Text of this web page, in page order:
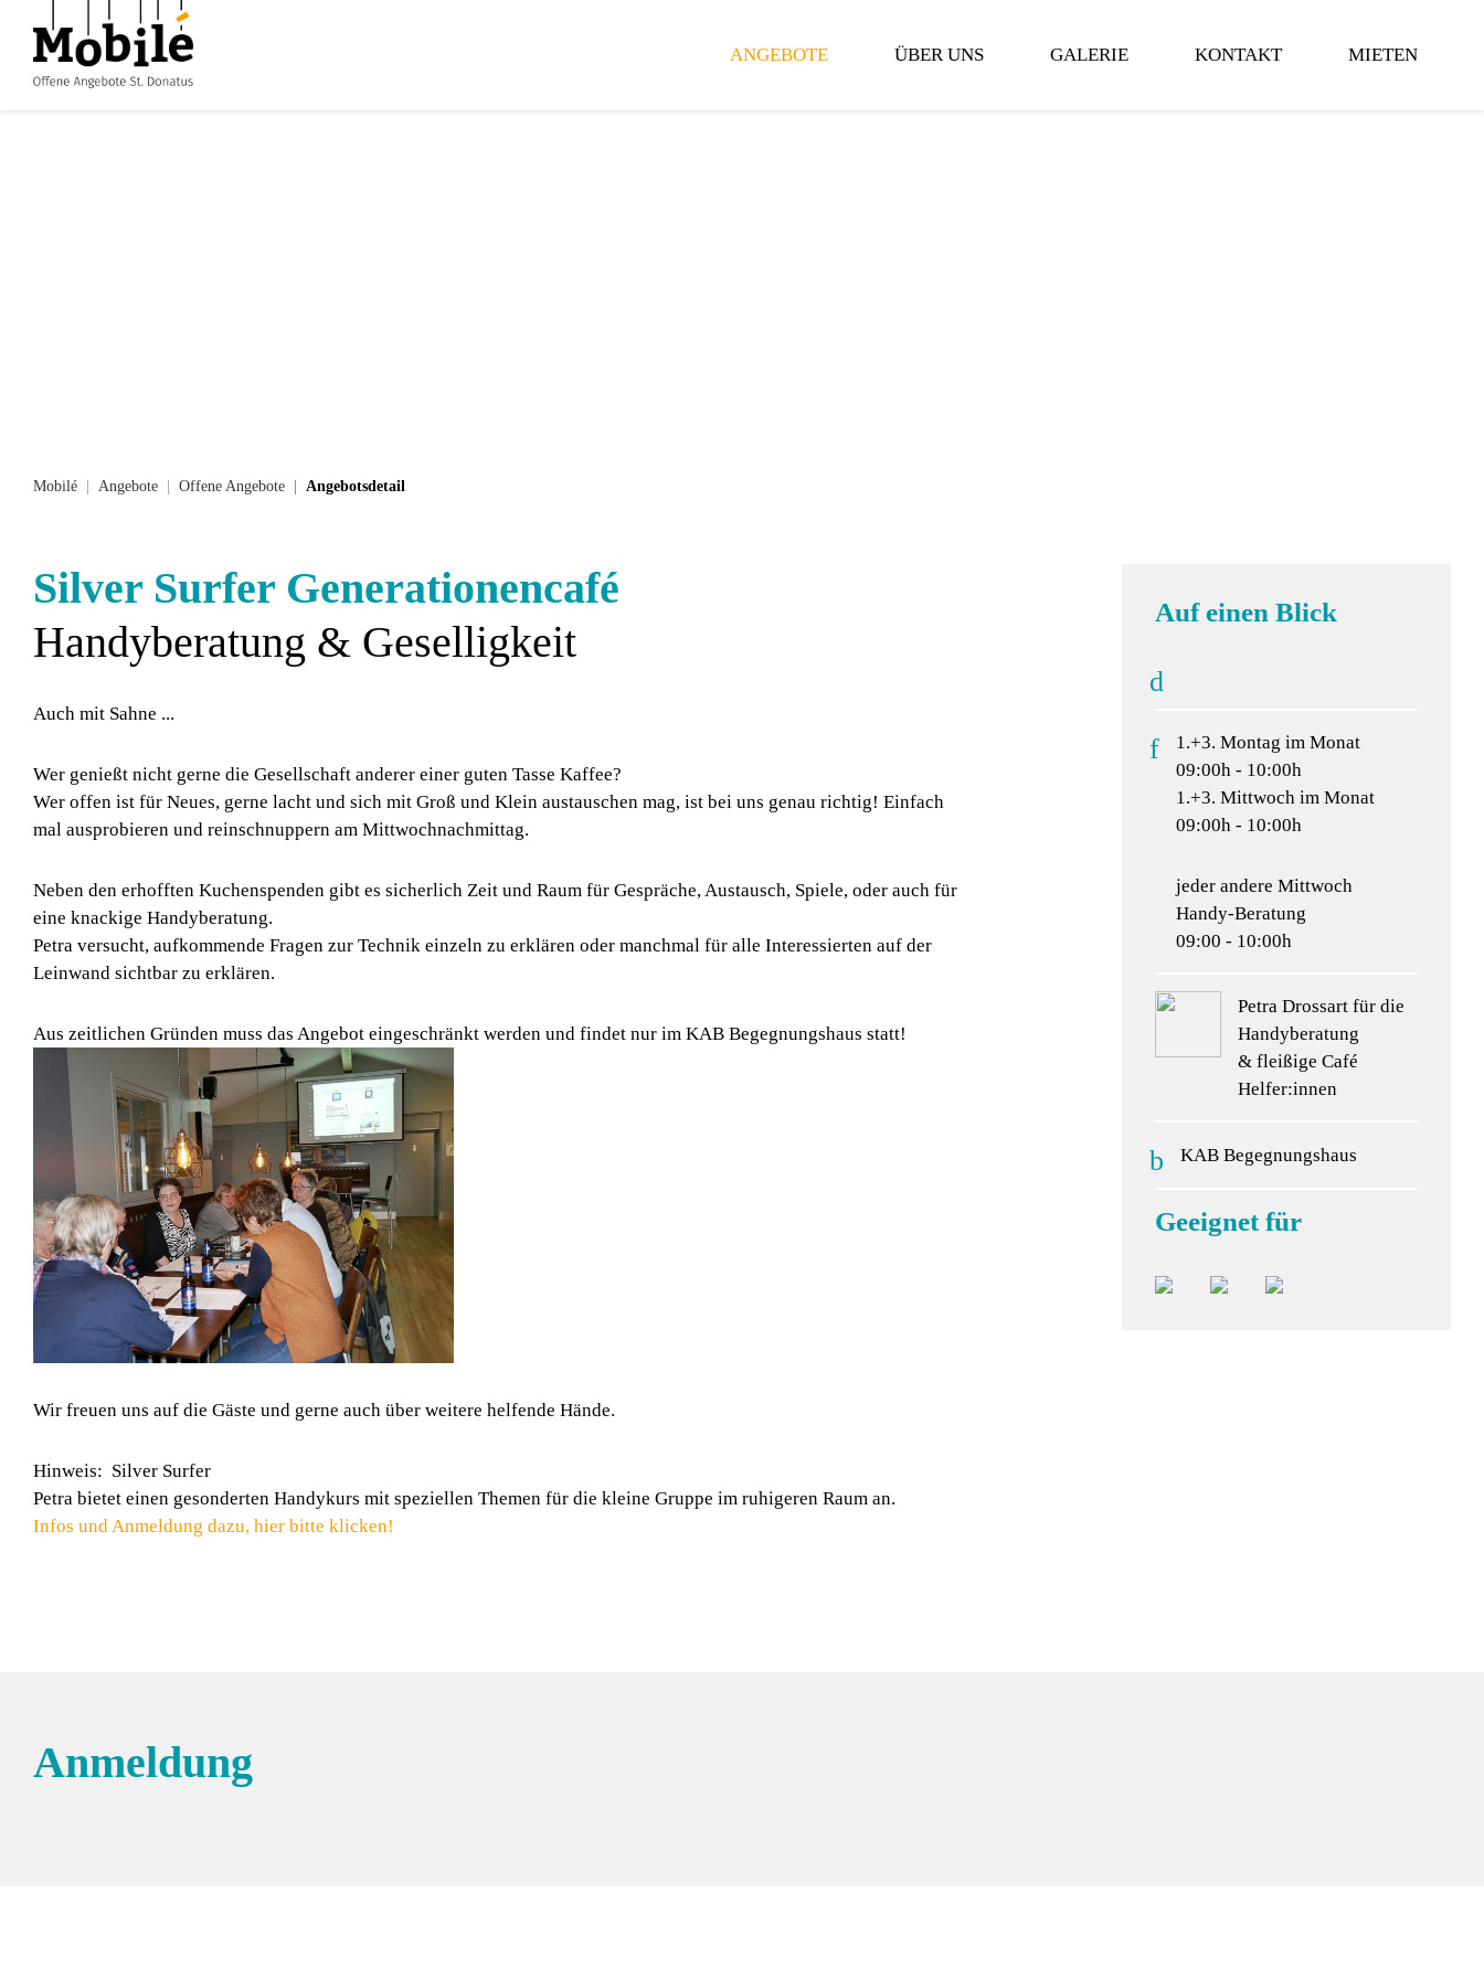
ANGEBOTE ÜBER UNS GALERIE KONTAKT MIETEN
Mobilé Angebote Offene Angebote Angebotsdetail
Silver Surfer Generationencafé
Handyberatung & Geselligkeit
Auch mit Sahne ...
Wer genießt nicht gerne die Gesellschaft anderer einer guten Tasse Kaffee?
Wer offen ist für Neues, gerne lacht und sich mit Groß und Klein austauschen mag, ist bei uns genau richtig! Einfach
mal ausprobieren und reinschnuppern am Mittwochnachmittag.
Neben den erhofften Kuchenspenden gibt es sicherlich Zeit und Raum für Gespräche, Austausch, Spiele, oder auch für
eine knackige Handyberatung.
Petra versucht, aufkommende Fragen zur Technik einzeln zu erklären oder manchmal für alle Interessierten auf der
Leinwand sichtbar zu erklären.
Aus zeitlichen Gründen muss das Angebot eingeschränkt werden und findet nur im KAB Begegnungshaus statt!
Wir freuen uns auf die Gäste und gerne auch über weitere helfende Hände.
Hinweis: Silver Surfer
Petra bietet einen gesonderten Handykurs mit speziellen Themen für die kleine Gruppe im ruhigeren Raum an.
Infos und Anmeldung dazu, hier bitte klicken!
Auf einen Blick
1.+3. Montag im Monat
09:00h - 10:00h
1.+3. Mittwoch im Monat
09:00h - 10:00h
jeder andere Mittwoch
Handy-Beratung
09:00 - 10:00h
Petra Drossart für die
Handyberatung
& fleißige Café
Helfer:innen
KAB Begegnungshaus
Geeignet für
Anmeldung